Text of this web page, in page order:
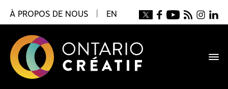
À PROPOS DE NOUS EN